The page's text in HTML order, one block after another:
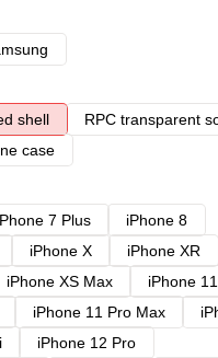
shell
RPC transparent
case
7 Plus
iPhone 8
iPhone X
iPhone XR
iPhone XS Max
iPhone 11
iPhone 11 Pro Max
iPhone 12 Pro